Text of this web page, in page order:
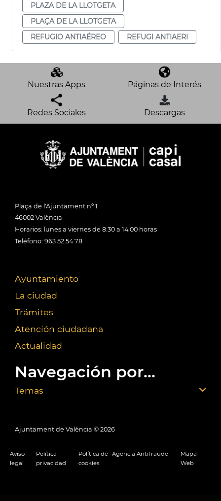
PLAZA DE LA LLOTGETA
PLAÇA DE LA LLOTGETA
REFUGIO ANTIAÉREO
REFUGI ANTIAERI
Nuestras Apps Páginas de Interés
Redes Sociales Descargas
Plaça de l'Ajuntament nº 1
46002 València
Horarios: lunes a viernes de 8:30 a 14:00 horas
Teléfono: 963 52 54 78
Ayuntamiento
La ciudad
Trámites
Atención ciudadana
Actualidad
Navegación por...
Temas
Ajuntament de València © 2026
Aviso
legal
Política
privacidad
Política de
cookies
Agencia Antifraude
Mapa
Web